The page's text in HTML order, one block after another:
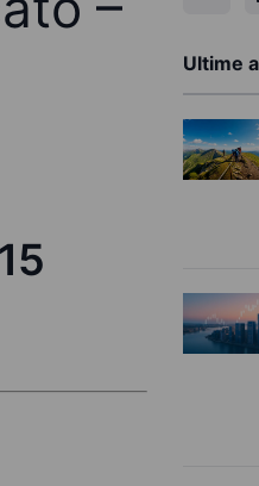
Ultime